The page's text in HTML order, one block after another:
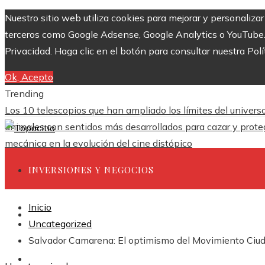
Nuestro sitio web utiliza cookies para mejorar y
terceros como Google Adsense, Google Analytics o
Privacidad. Haga clic en el botón para consultar nuestra
Ok, Acepto
Trending
Los 10 telescopios que han ampliado los límites del
animales con sentidos más desarrollados para cazar y
mecánica en la evolución del cine distópico
INVERSIONES Y NEGOCIOS
CIENCIA Y TECNOLOGÍA
Inicio
Uncategorized
Salvador Camarena: El optimismo del Movimiento